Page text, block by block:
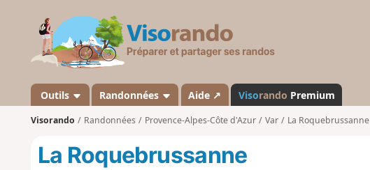
s
a
n
d
Outils Randonnées Aide ↗ Visorando Premium
Visorando Randonnées Provence-Alpes-Côte d'Azur Var La Roquebrussanne
La Roquebrussanne